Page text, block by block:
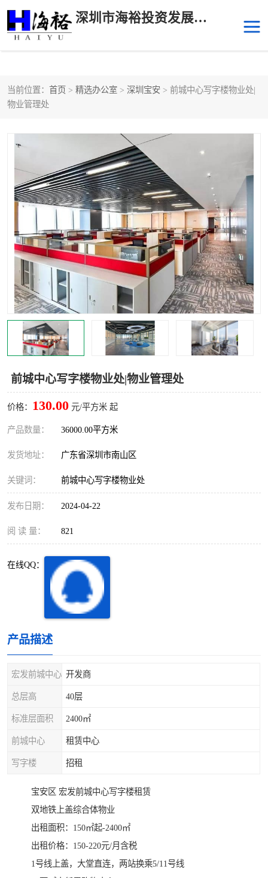
深圳市海裕投资发展有限公司
当前位置： 首页 > 精选办公室 > 深圳宝安 > 前城中心写字楼物业处|
物业管理处
前城中心写字楼物业处|物业管理处
价格： 130.00 元/平方米 起
产品数量： 36000.00平方米
发货地址： 广东省深圳市南山区
关键词： 前城中心写字楼物业处
发布日期： 2024-04-22
阅 读 量： 821
在线QQ：
产品描述
宏发前城中心 开发商
总层高 40层
标准层面积 2400㎡
前城中心 租赁中心
写字楼 招租
宝安区 宏发前城中心写字楼租赁
双地铁上盖综合体物业
出租面积：150㎡起-2400㎡
出租价格：150-220元/月含税
1号线上盖，大堂直连，两站换乘5/11号线
后海
科技园中区 南山华侨城
深圳湾科技生态园
福田中心区写字楼租赁 宝安中心区
深圳宝安 福田车公庙
罗湖水贝 南山南油
龙华 罗湖区
宝安区 西乡
兴东 石岩
车公庙
中心区
南山区
深圳超级总部基地 后海
龙岗区
光明区
龙华观澜